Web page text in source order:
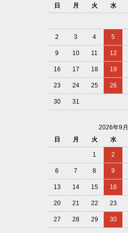
日
月 火 水
2 3 4 5
9 10 11 12
16 17 18 19
23 24 25 26
30 31
2026年9月
日
月 火 水
1 2
6 7 8 9
13 14 15 16
20 21 22 23
27 28 29 30